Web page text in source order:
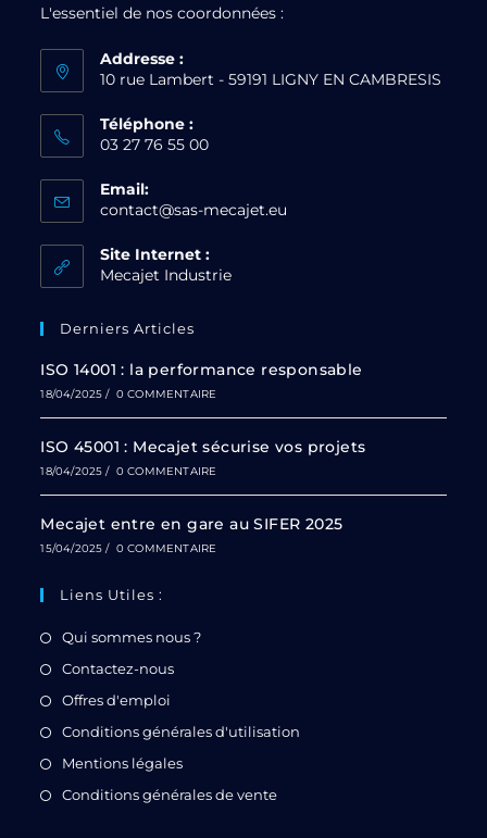
L'essentiel de nos coordonnées :
Addresse :
10 rue Lambert - 59191 LIGNY EN CAMBRESIS
Téléphone :
03 27 76 55 00
Email:
contact@sas-mecajet.eu
Site Internet :
Mecajet Industrie
Derniers Articles
ISO 14001 : la performance responsable
18/04/2025 / 0 COMMENTAIRE
ISO 45001 : Mecajet sécurise vos projets
18/04/2025 / 0 COMMENTAIRE
Mecajet entre en gare au SIFER 2025
15/04/2025 / 0 COMMENTAIRE
Liens Utiles :
Qui sommes nous ?
Contactez-nous
Offres d'emploi
Conditions générales d'utilisation
Mentions légales
Conditions générales de vente